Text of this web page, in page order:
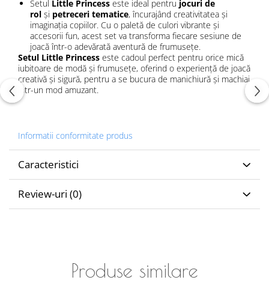
Setul Little Princess este ideal pentru jocuri de
rol și petreceri tematice, încurajând creativitatea și
imaginația copiilor. Cu o paletă de culori vibrante și
accesorii fun, acest set va transforma fiecare sesiune de
joacă într-o adevărată aventură de frumusețe.
Setul Little Princess este cadoul perfect pentru orice mică
iubitoare de modă și frumusețe, oferind o experiență de joacă
creativă și sigură, pentru a se bucura de manichiură și machiaj
într-un mod amuzant.
Informatii conformitate produs
Caracteristici
Review-uri (0)
Produse similare